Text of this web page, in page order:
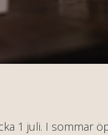
1 juli. I sommar